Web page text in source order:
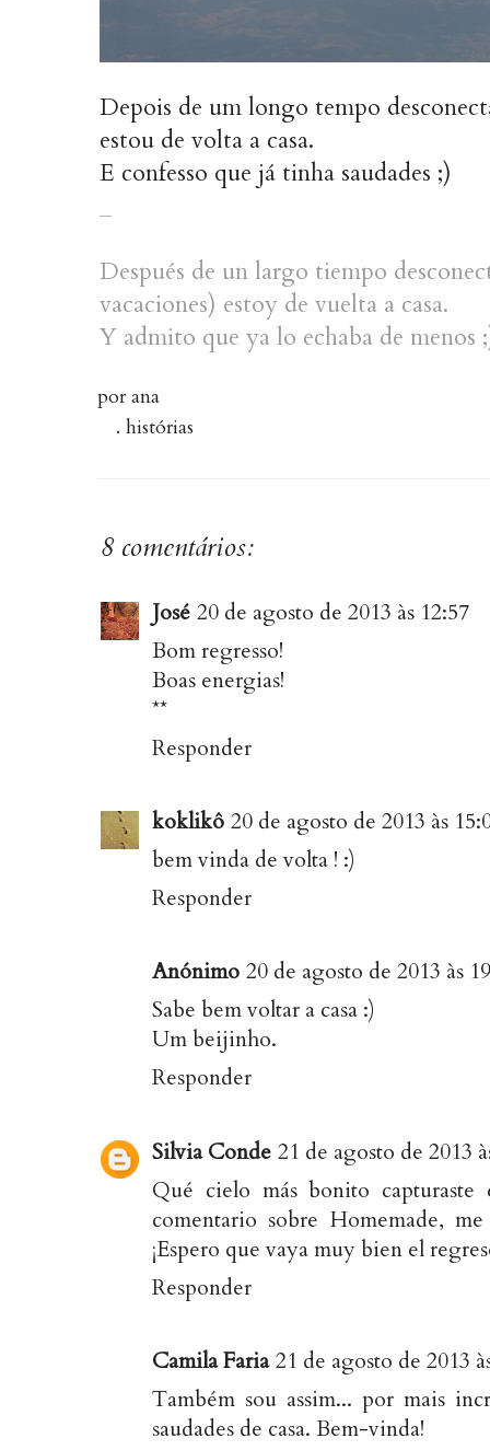
Depois de um longo tempo
estou de volta a casa.
E confesso que já tinha saudades ;)
Después de un largo tiempo
vacaciones) estoy de vuelta a casa.
Y admito que ya lo echaba de menos
por ana
. histórias
8 comentários:
José 20 de agosto de 2013 às 12:57
Bom regresso!
Boas energias!
**
Responder
koklikô 20 de agosto de 2013 às
bem vinda de volta ! :)
Responder
Anónimo 20 de agosto de 2013 às
Sabe bem voltar a casa :)
Um beijinho.
Responder
Silvia Conde 21 de agosto de 2013
Qué cielo más bonito
comentario sobre Homemade,
¡Espero que vaya muy bien el
Responder
Camila Faria 21 de agosto de 2013
Também sou assim... por mais
saudades de casa. Bem-vinda!